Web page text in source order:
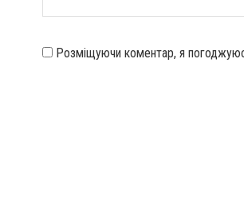
Розміщуючи коментар, я